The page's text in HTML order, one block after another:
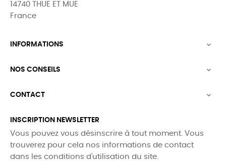
14740 THUE ET MUE
France
INFORMATIONS 
NOS CONSEILS 
CONTACT 
INSCRIPTION NEWSLETTER
Vous pouvez vous désinscrire à tout moment. Vous
trouverez pour cela nos informations de contact
dans les conditions d'utilisation du site.